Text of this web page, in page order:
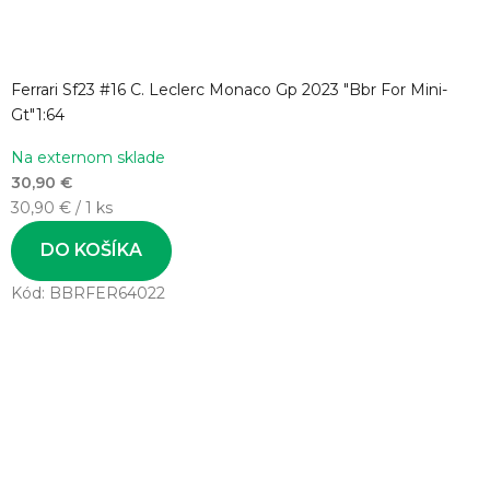
Ferrari Sf23 #16 C. Leclerc Monaco Gp 2023 "Bbr For Mini-
Gt"1:64
Na externom sklade
30,90 €
Jednotková
cena:
30,90 € / 1 ks
DO KOŠÍKA
Kód: BBRFER64022